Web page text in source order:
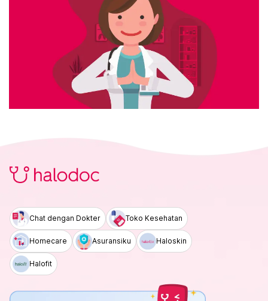
Chat dengan Dokter Toko Kesehatan
Homecare Asuransiku Haloskin
Halofit